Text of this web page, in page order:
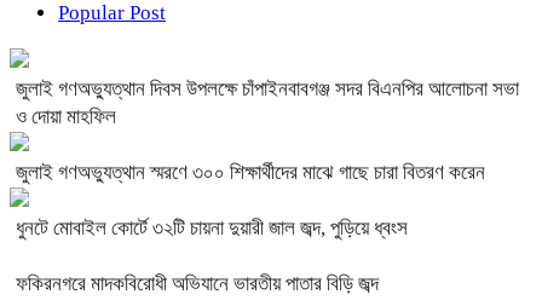
Popular Post
জুলাই গণঅভ্যুত্থান দিবস উপলক্ষে চাঁপাইনবাবগঞ্জ সদর বিএনপির আলোচনা সভা
ও দোয়া মাহফিল
জুলাই গণঅভ্যুত্থান স্মরণে ৩০০ শিক্ষার্থীদের মাঝে গাছে চারা বিতরণ করেন
ধুনটে মোবাইল কোর্টে ৩২টি চায়না দুয়ারী জাল জব্দ, পুড়িয়ে ধ্বংস
ফকিরনগরে মাদকবিরোধী অভিযানে ভারতীয় পাতার বিড়ি জব্দ